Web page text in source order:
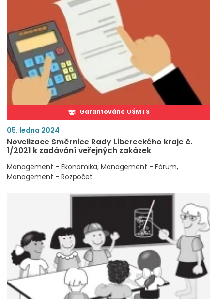
Garantováno OŠMTS
05. ledna 2024
Novelizace Směrnice Rady Libereckého kraje č.
1/2021 k zadávání veřejných zakázek
Management - Ekonomika Management - Fórum
Management - Rozpočet